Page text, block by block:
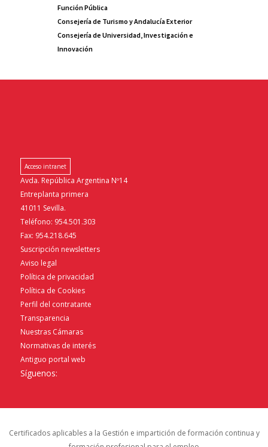
Función Pública
Consejería de Turismo y Andalucía Exterior
Consejería de Universidad, Investigación e
Innovación
Acceso intranet
Avda. República Argentina Nº14
Entreplanta primera
41011 Sevilla.
Teléfono: 954.501.303
Fax: 954.218.645
Suscripción newsletters
Aviso legal
Política de privacidad
Política de Cookies
Perfil del contratante
Transparencia
Nuestras Cámaras
Normativas de interés
Antiguo portal web
Síguenos:
Certificados aplicables a la Gestión e impartición de formación continua y